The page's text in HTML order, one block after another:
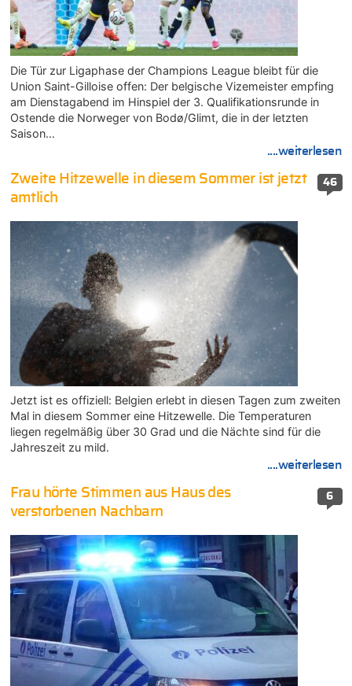
Die Tür zur Ligaphase der Champions League bleibt für die
Union Saint-Gilloise offen: Der belgische Vizemeister empfing
am Dienstagabend im Hinspiel der 3. Qualifikationsrunde in
Ostende die Norweger von Bodø/Glimt, die in der letzten
Saison…
....weiterlesen
46
Zweite Hitzewelle in diesem Sommer ist jetzt
amtlich
Jetzt ist es offiziell: Belgien erlebt in diesen Tagen zum zweiten
Mal in diesem Sommer eine Hitzewelle. Die Temperaturen
liegen regelmäßig über 30 Grad und die Nächte sind für die
Jahreszeit zu mild.
....weiterlesen
6
Frau hörte Stimmen aus Haus des
verstorbenen Nachbarn